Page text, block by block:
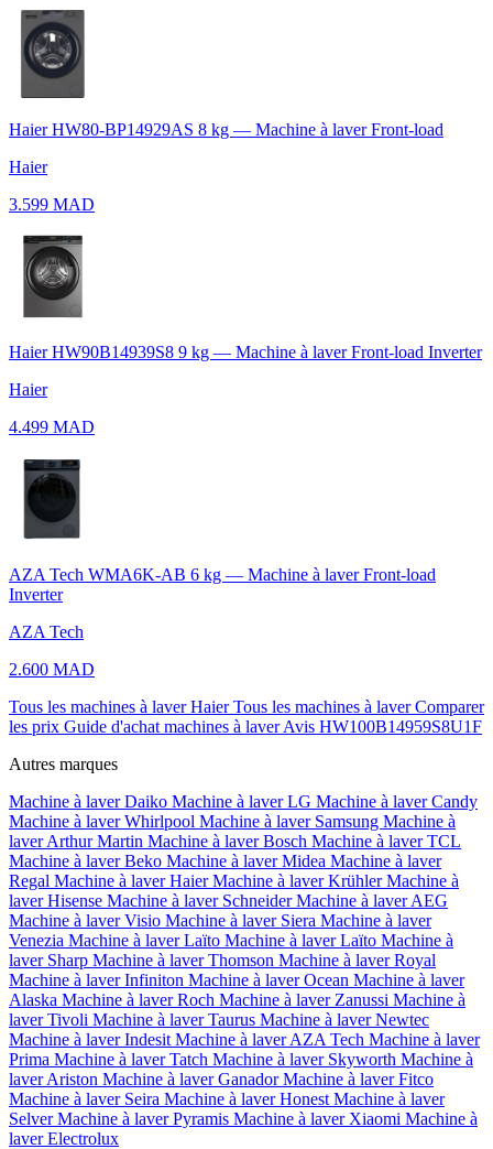
Haier HW80-BP14929AS 8 kg — Machine à laver Front-load
Haier
3.599 MAD
Haier HW90B14939S8 9 kg — Machine à laver Front-load Inverter
Haier
4.499 MAD
AZA Tech WMA6K-AB 6 kg — Machine à laver Front-load
Inverter
AZA Tech
2.600 MAD
Tous les machines à laver HaierTous les machines à laverComparer
les prix Guide d'achat machines à laverAvis HW100B14959S8U1F
Autres marques
Machine à laver Daiko Machine à laver LG Machine à laver Candy
Machine à laver Whirlpool Machine à laver Samsung Machine à
laver Arthur Martin Machine à laver Bosch Machine à laver TCL
Machine à laver Beko Machine à laver Midea Machine à laver
Regal Machine à laver HaierMachine à laver KrühlerMachine à
laver Hisense Machine à laver SchneiderMachine à laver AEG
Machine à laver Visio Machine à laver Siera Machine à laver
Venezia Machine à laver Laïto Machine à laver Laïto Machine à
laver Sharp Machine à laver Thomson Machine à laver Royal
Machine à laver Infiniton Machine à laver Ocean Machine à laver
Alaska Machine à laver Roch Machine à laver Zanussi Machine à
laver Tivoli Machine à laver Taurus Machine à laver Newtec
Machine à laver Indesit Machine à laver AZA Tech Machine à laver
Prima Machine à laver Tatch Machine à laver Skyworth Machine à
laver Ariston Machine à laver GanadorMachine à laver Fitco
Machine à laver Seira Machine à laver Honest Machine à laver
SelverMachine à laver Pyramis Machine à laver Xiaomi Machine à
laver Electrolux